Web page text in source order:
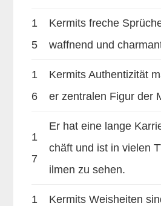
1
5
Kermits freche
waffnend und
1
6
Kermits Authentizität
er zentralen Figur der
1
7
Er hat eine lange
chäft und ist in vielen
ilmen zu sehen.
1 Kermits Weisheiten